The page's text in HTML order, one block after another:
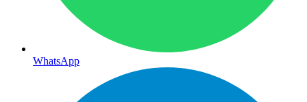
WhatsApp